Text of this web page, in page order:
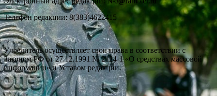
Телефон редакции: 8(383)4622415
Учредитель осуществляет свои права в соответствии с
Законом РФ от 27.12.1991 № 2124-1 «О средствах массовой
информации» и Уставом редакции.